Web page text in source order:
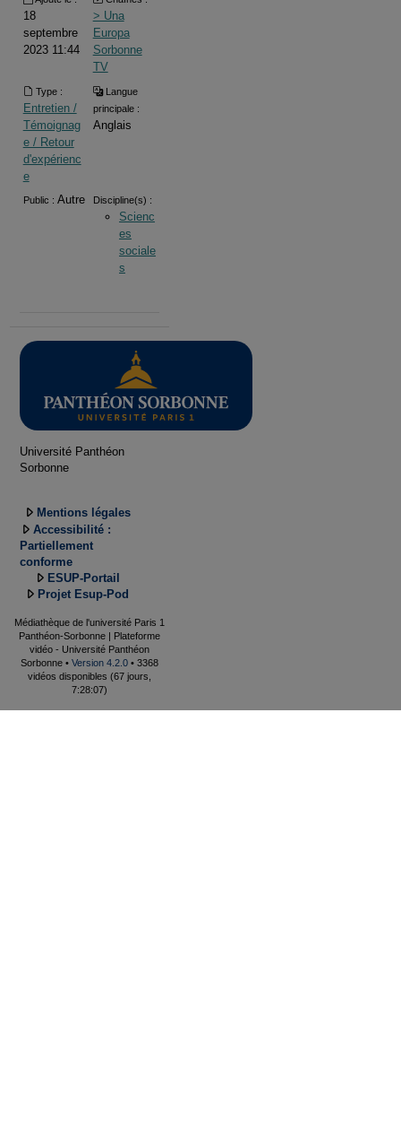
18
septembre
2023 11:44
> Una
Europa
Sorbonne
TV
Type :
Entretien /
Témoignag
e / Retour
d'expérienc
e
Langue
principale :
Anglais
Public : Autre Discipline(s) :
Scienc
es
sociale
s
Université Panthéon
Sorbonne
Mentions légales
Accessibilité :
Partiellement
conforme
ESUP-Portail
Projet Esup-Pod
Médiathèque de l'université Paris 1
Panthéon-Sorbonne | Plateforme
vidéo - Université Panthéon
Sorbonne • Version 4.2.0 • 3368
vidéos disponibles (67 jours,
7:28:07)